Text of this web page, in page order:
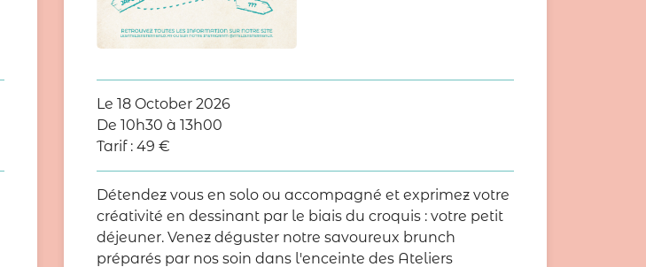
Le18 October 2026
De 10h30 à 13h00
Tarif :49 €
Détendez vous en solo ou accompagné et exprimez votre
créativité en dessinant par le biais du croquis : votre petit
déjeuner. Venez déguster notre savoureux brunch
préparés par nos soin dans l'enceinte des Ateliers